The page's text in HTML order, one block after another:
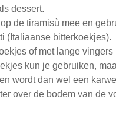
dessert.
de tiramisù mee en
(Italiaanse bitterkoekjes).
of met lange vingers
kun je gebruiken,
wordt dan wel een
over de bodem van de